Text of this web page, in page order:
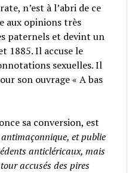
n’est à l’abri de ce
aux opinions très
paternels et devint un
1885. Il accuse le
sexuelles. Il
son ouvrage « A bas
sa conversion, est
et publie
anticléricaux, mais
accusés des pires